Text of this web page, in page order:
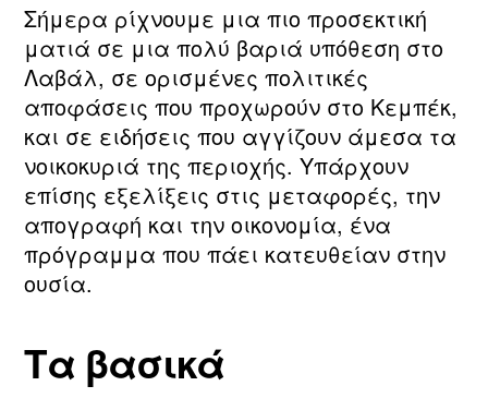
Σήμερα ρίχνουμε μια πιο προσεκτική
ματιά σε μια πολύ βαριά υπόθεση στο
Λαβάλ, σε ορισμένες πολιτικές
αποφάσεις που προχωρούν στο Κεμπέκ,
και σε ειδήσεις που αγγίζουν άμεσα τα
νοικοκυριά της περιοχής. Υπάρχουν
επίσης εξελίξεις στις μεταφορές, την
απογραφή και την οικονομία, ένα
πρόγραμμα που πάει κατευθείαν στην
ουσία.
Τα βασικά